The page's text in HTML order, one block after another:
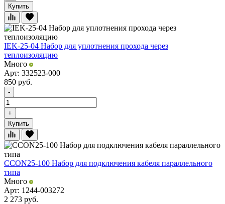
Купить
IEK-25-04 Набор для уплотнения прохода через
теплоизоляцию
Много
Арт: 332523-000
850 руб.
-
+
Купить
CCON25-100 Набор для подключения кабеля параллельного
типа
Много
Арт: 1244-003272
2 273 руб.